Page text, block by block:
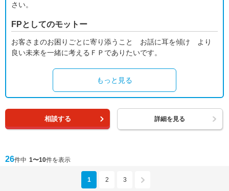
さい。
FPとしてのモットー
お客さまのお困りごとに寄り添うこと お話に耳を傾け より
良い未来を一緒に考えるＦＰでありたいです。
もっと見る
相談する 詳細を見る
26件中 1〜10件を表示
1 2 3